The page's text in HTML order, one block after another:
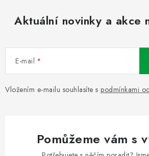
Aktuální novinky a akce
E-mail
Vložením e-mailu souhlasíte s podmínkami
Pomůžeme vám s